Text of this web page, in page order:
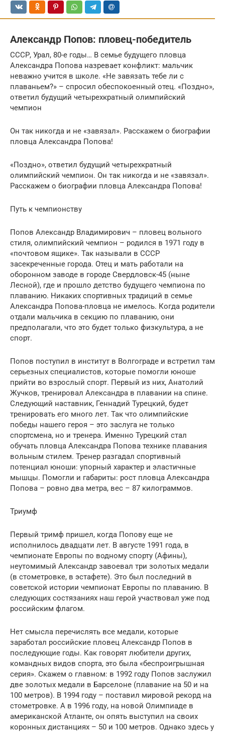
Александр Попов: пловец-победитель
СССР, Урал, 80-е годы… В семье будущего пловца
Александра Попова назревает конфликт: мальчик
неважно учится в школе. «Не завязать тебе ли с
плаваньем?» – спросил обеспокоенный отец. «Поздно»,
ответил будущий четырехкратный олимпийский
чемпион
Он так никогда и не «завязал». Расскажем о биографии
пловца Александра Попова!
«Поздно», ответил будущий четырехкратный
олимпийский чемпион. Он так никогда и не «завязал».
Расскажем о биографии пловца Александра Попова!
Путь к чемпионству
Попов Александр Владимирович – пловец вольного
стиля, олимпийский чемпион – родился в 1971 году в
«почтовом ящике». Так называли в СССР
засекреченные города. Отец и мать работали на
оборонном заводе в городе Свердловск-45 (ныне
Лесной), где и прошло детство будущего чемпиона по
плаванию. Никаких спортивных традиций в семье
Александра Попова-пловца не имелось. Когда родители
отдали мальчика в секцию по плаванию, они
предполагали, что это будет только физкультура, а не
спорт.
Попов поступил в институт в Волгограде и встретил там
серьезных специалистов, которые помогли юноше
прийти во взрослый спорт. Первый из них, Анатолий
Жучков, тренировал Александра в плавании на спине.
Следующий наставник, Геннадий Турецкий, будет
тренировать его много лет. Так что олимпийские
победы нашего героя – это заслуга не только
спортсмена, но и тренера. Именно Турецкий стал
обучать пловца Александра Попова технике плавания
вольным стилем. Тренер разгадал спортивный
потенциал юноши: упорный характер и эластичные
мышцы. Помогли и габариты: рост пловца Александра
Попова – ровно два метра, вес – 87 килограммов.
Триумф
Первый тримф пришел, когда Попову еще не
исполнилось двадцати лет. В августе 1991 года, в
чемпионате Европы по водному спорту (Афины),
неутомимый Александр завоевал три золотых медали
(в стометровке, в эстафете). Это был последний в
советской истории чемпионат Европы по плаванию. В
следующих состязаниях наш герой участвовал уже под
российским флагом.
Нет смысла перечислять все медали, которые
заработал российские пловец Александр Попов в
последующие годы. Как говорят любители других,
командных видов спорта, это была «беспроигрышная
серия». Скажем о главном: в 1992 году Попов заслужил
две золотых медали в Барселоне (плавание на 50 и на
100 метров). В 1994 году – поставил мировой рекорд на
стометровке. А в 1996 году, на новой Олимпиаде в
американской Атланте, он опять выступил на своих
коронных дистанциях – 50 и 100 метров. Однако здесь у